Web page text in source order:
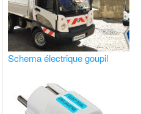
Schema électrique goupil